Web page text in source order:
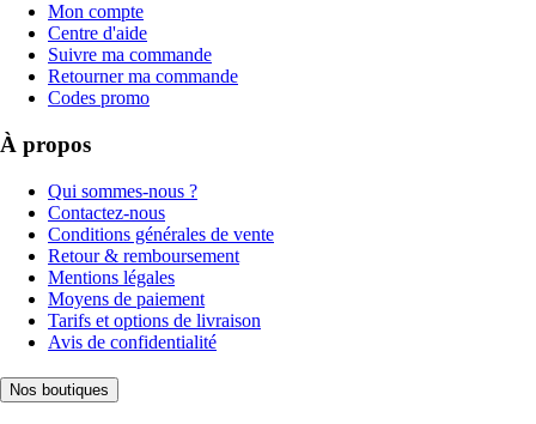
Mon compte
Centre d'aide
Suivre ma commande
Retourner ma commande
Codes promo
À propos
Qui sommes-nous ?
Contactez-nous
Conditions générales de vente
Retour & remboursement
Mentions légales
Moyens de paiement
Tarifs et options de livraison
Avis de confidentialité
Nos boutiques